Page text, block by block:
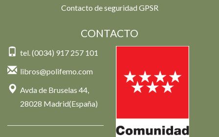
Contacto de seguridad GPSR
CONTACTO
tel. (0034) 917 257 101
libros@polifemo.com
Avda de Bruselas 44,
28028 Madrid(España)